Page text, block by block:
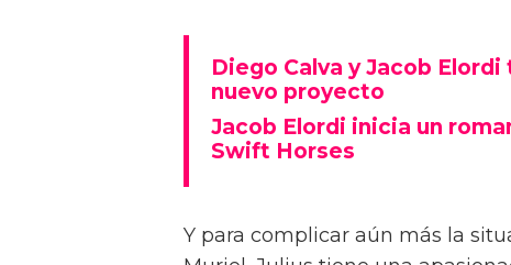
Diego Calva y Jacob
nuevo proyecto
Jacob Elordi inicia un
Swift Horses
Y para complicar aún más la